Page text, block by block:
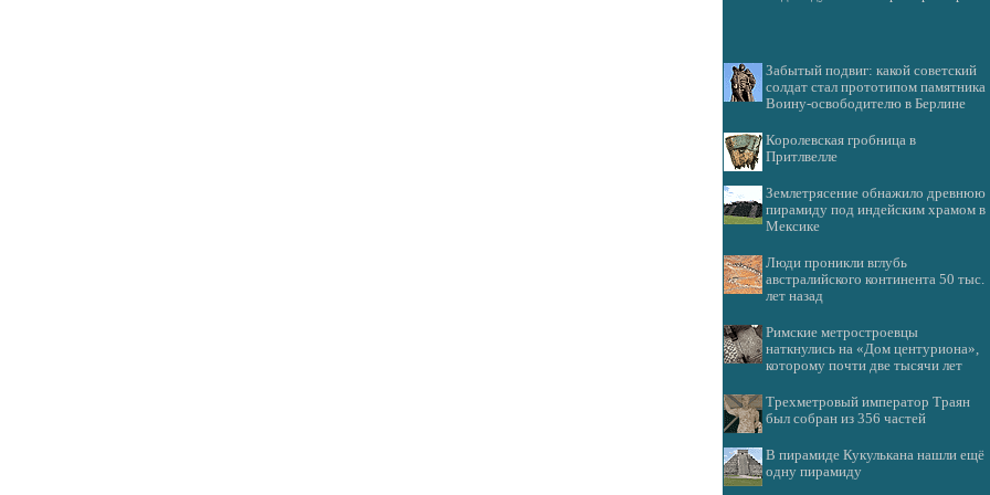
Забытый подвиг: какой советский
солдат стал прототипом памятника
Воину-освободителю в Берлине
Королевская гробница в
Притлвелле
Землетрясение обнажило древнюю
пирамиду под индейским храмом в
Мексике
Люди проникли вглубь
австралийского континента 50 тыс.
лет назад
Римские метростроевцы
наткнулись на «Дом центуриона»,
которому почти две тысячи лет
Трехметровый император Траян
был собран из 356 частей
В пирамиде Кукулькана нашли ещё
одну пирамиду